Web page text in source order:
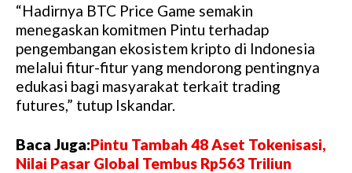
“Hadirnya BTC Price Game semakin
menegaskan komitmen Pintu terhadap
pengembangan ekosistem kripto di Indonesia
melalui fitur-fitur yang mendorong pentingnya
edukasi bagi masyarakat terkait trading
futures,” tutup Iskandar.
Baca Juga:Pintu Tambah 48 Aset Tokenisasi,
Nilai Pasar Global Tembus Rp563 Triliun